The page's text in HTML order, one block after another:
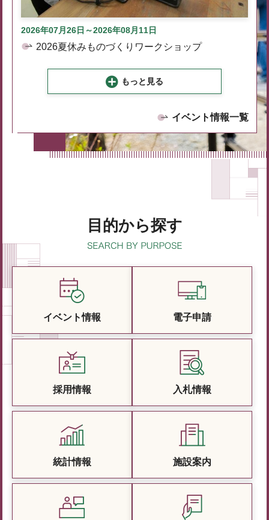
2026年07月26日～2026年08月11日
2026夏休みものづくりワークショップ
もっと見る
イベント情報一覧
目的から探す
イベント情報 電子申請
採用情報 入札情報
統計情報 施設案内